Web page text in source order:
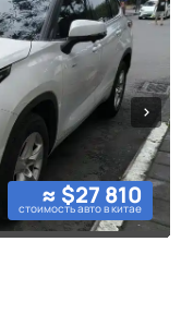
≈ $27 810
стоимость авто в китае